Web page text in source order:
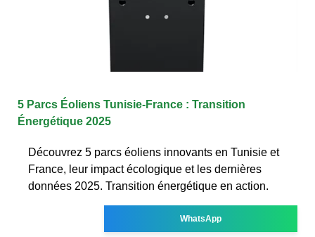
5 Parcs Éoliens Tunisie-France : Transition
Énergétique 2025
Découvrez 5 parcs éoliens innovants en Tunisie et
France, leur impact écologique et les dernières
données 2025. Transition énergétique en action.
WhatsApp